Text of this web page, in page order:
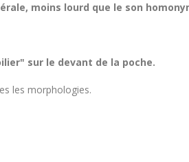
moins lourd que le son
sur le devant de la poche.
les morphologies.